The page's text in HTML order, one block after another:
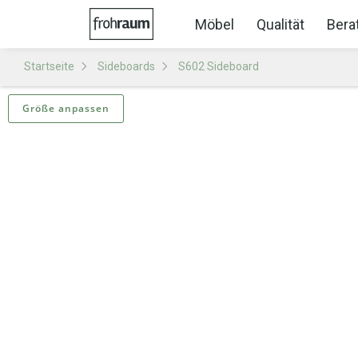
Möbel Qualität
Startseite Sideboards S602 Sideboard
Größe anpassen